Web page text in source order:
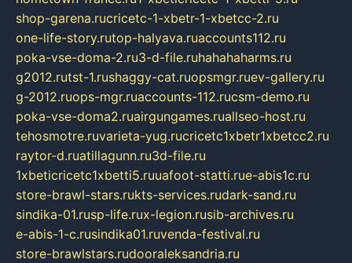
shop-garena.rucricetc-1-xbetr-1-xbetcc-2.ru
one-life-story.rutop-halyava.ruaccounts112.ru
poka-vse-doma-2.ru3-d-file.ruhahahaharms.ru
g2012.rutst-1.rushaggy-cat.ruopsmgr.ruev-gallery.ru
g-2012.ruops-mgr.ruaccounts-112.rucsm-demo.ru
poka-vse-doma2.ruairgungames.ruallseo-host.ru
tehosmotre.ruvarieta-yug.rucricetc1xbetr1xbetcc2.ru
raytor-d.ruatillagunn.ru3d-file.ru
1xbeticricetc1xbetti5.ruuafoot-statti.rue-abis1c.ru
store-brawl-stars.rukts-services.rudark-sand.ru
sindika-01.rusp-life.rux-legion.rusib-archives.ru
e-abis-1-c.rusindika01.ruvenda-festival.ru
store-brawlstars.rudooraleksandria.ru